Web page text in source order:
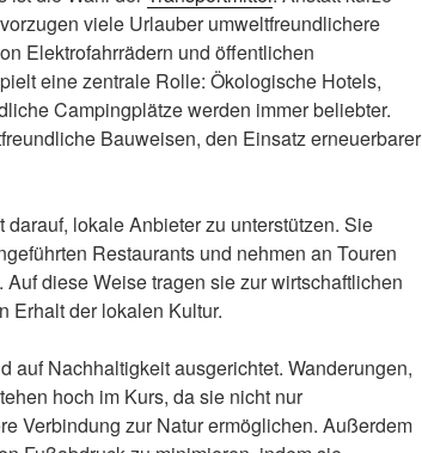
viele Urlauber umweltfreundlichere
Elektrofahrrädern und öffentlichen
eine zentrale Rolle: Ökologische Hotels,
Campingplätze werden immer beliebter.
Bauweisen, den Einsatz erneuerbarer
lokale Anbieter zu unterstützen. Sie
Restaurants und nehmen an Touren
diese Weise tragen sie zur wirtschaftlichen
Erhalt der lokalen Kultur.
auf Nachhaltigkeit ausgerichtet. Wanderungen,
hoch im Kurs, da sie nicht nur
Verbindung zur Natur ermöglichen. Außerdem